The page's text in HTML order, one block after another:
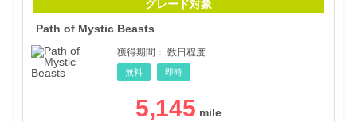
グレード対象
Path of Mystic Beasts
獲得期間： 数日程度
無料 即時
5,145